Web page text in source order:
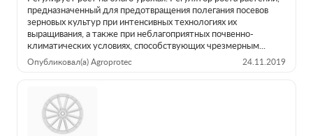
предназначенный для предотвращения полегания посевов
зерновых культур при интенсивных технологиях их
выращивания, а также при неблагоприятных почвенно-
климатических условиях, способствующих чрезмерным...
Опубликовал(а) Agroprotec 24.11.2019